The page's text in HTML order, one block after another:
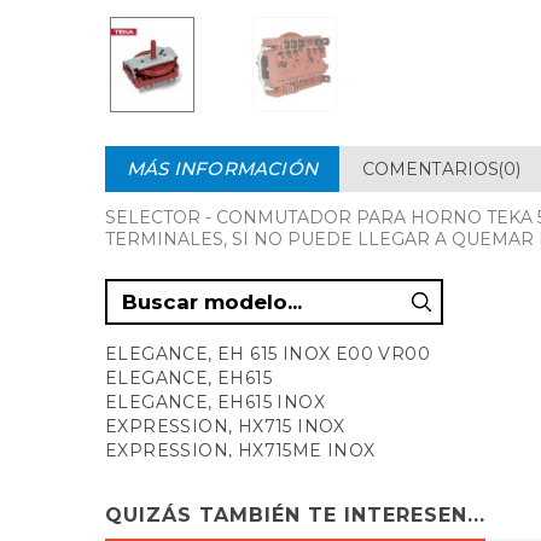
MÁS INFORMACIÓN COMENTARIOS(0)
SELECTOR - CONMUTADOR PARA HORNO
TERMINALES, SI NO PUEDE LLEGAR A QUEMAR
ELEGANCE, EH 615 INOX E00 VR00
ELEGANCE, EH615
ELEGANCE, EH615 INOX
EXPRESSION, HX715 INOX
EXPRESSION, HX715ME INOX
GLEMGAS, GFMC53BKT
GLEMGAS, GFMC53IXT
QUIZÁS TAMBIÉN TE INTERESEN...